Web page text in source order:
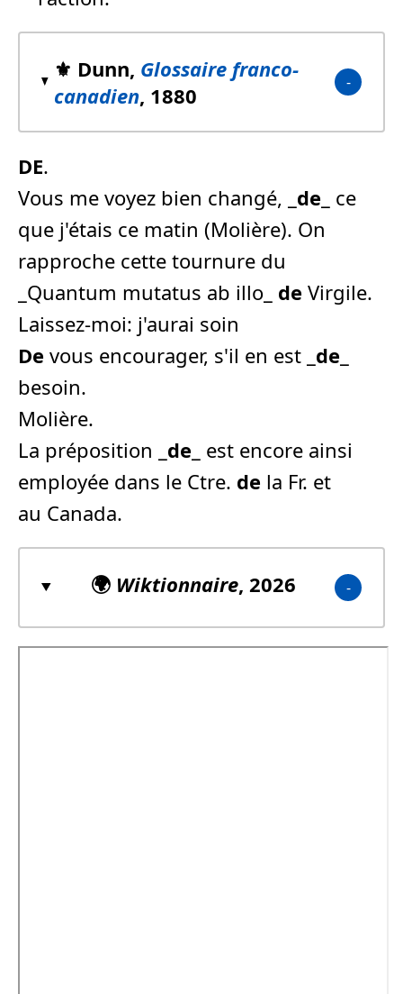
⚜️ Dunn, Glossaire franco-
canadien, 1880
DE.
Vous me voyez bien changé, _ de _ ce
que j'étais ce matin (Molière). On
rapproche cette tournure du
_Quantum mutatus ab illo_ de Virgile.
Laissez-moi: j'aurai soin
De vous encourager, s'il en est _ de
besoin.
Molière.
La préposition _ de _ est encore ainsi
employée dans le Ctre. de la Fr. et
au Canada.
🌍 Wiktionnaire, 2026